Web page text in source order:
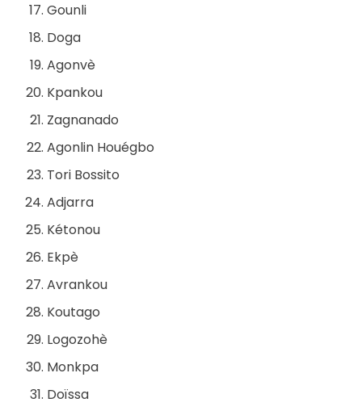
Gounli
Doga
Agonvè
Kpankou
Zagnanado
Agonlin Houégbo
Tori Bossito
Adjarra
Kétonou
Ekpè
Avrankou
Koutago
Logozohè
Monkpa
Doïssa